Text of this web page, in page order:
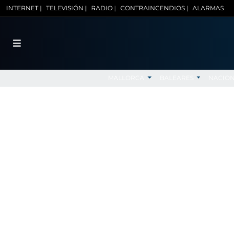
INTERNET | TELEVISIÓN | RADIO | CONTRAINCENDIOS | ALARMAS